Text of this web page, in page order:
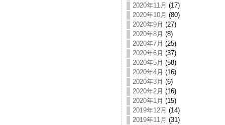
2020年11月 (17)
2020年10月 (80)
2020年9月 (27)
2020年8月 (8)
2020年7月 (25)
2020年6月 (37)
2020年5月 (58)
2020年4月 (16)
2020年3月 (6)
2020年2月 (16)
2020年1月 (15)
2019年12月 (14)
2019年11月 (31)